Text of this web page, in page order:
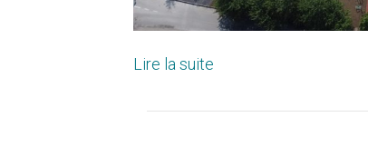
Lire la suite